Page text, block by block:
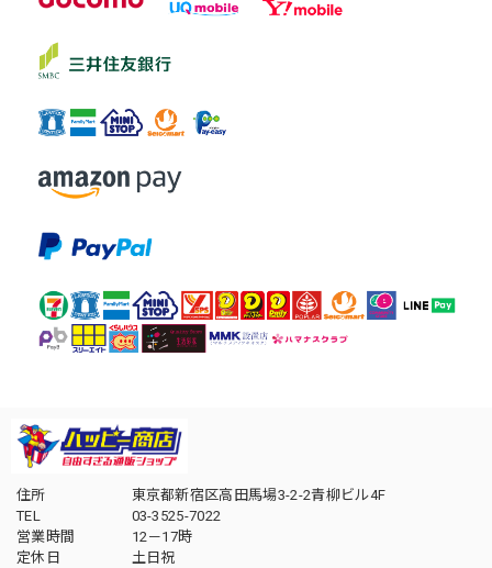
住所
東京都新宿区高田馬場3-2-2青柳ビル4F
TEL
03-3525-7022
営業時間
12－17時
定休日
土日祝